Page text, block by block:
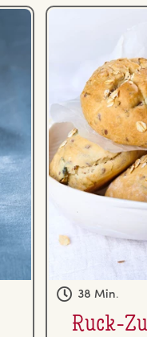
38 Min.
Ruck-